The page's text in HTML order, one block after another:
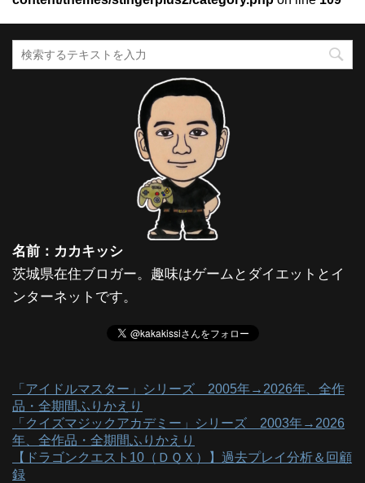
名前：カカキッシ
茨城県在住ブロガー。趣味はゲームとダイエットとイ
ンターネットです。
「アイドルマスター」シリーズ 2005年→2026年、全作
品・全期間ふりかえり
「クイズマジックアカデミー」シリーズ 2003年→2026
年、全作品・全期間ふりかえり
【ドラゴンクエスト10（ＤＱＸ）】過去プレイ分析＆回顧
録